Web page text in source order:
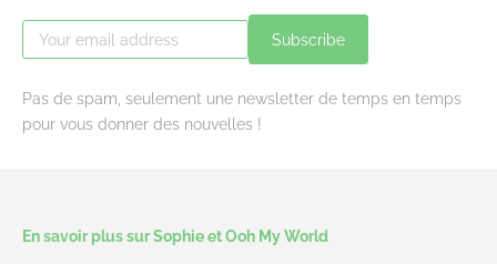
Subscribe
Pas de spam, seulement une newsletter de temps en temps
pour vous donner des nouvelles !
En savoir plus sur Sophie et Ooh My World